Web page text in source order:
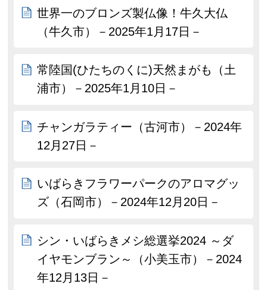
世界一のブロンズ製仏像！牛久大仏
（牛久市）－2025年1月17日－
常陸国(ひたちのくに)天然まがも（土
浦市）－2025年1月10日－
チャンガラティー（古河市）－2024年
12月27日－
いばらきフラワーパークのアロマグッ
ズ（石岡市）－2024年12月20日－
シン・いばらきメシ総選挙2024 ～ダ
イヤモンブラン～（小美玉市）－2024
年12月13日－